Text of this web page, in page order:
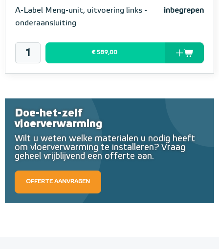
A-Label Meng-unit, uitvoering links -
onderaansluiting
inbegrepen
€ 589,00
Doe-het-zelf
vloerverwarming
Wilt u weten welke materialen u nodig heeft
om vloerverwarming te installeren? Vraag
geheel vrijblijvend een offerte aan.
OFFERTE AANVRAGEN